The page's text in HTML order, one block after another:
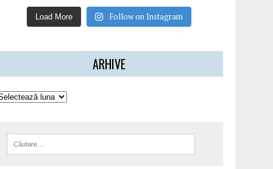
Load More Follow on Instagram
ARHIVE